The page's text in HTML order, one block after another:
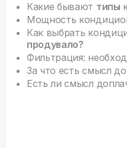
Какие бывают типы
Мощность
Как выбрать
продувало?
Фильтрация:
За что есть смысл
Есть ли смысл